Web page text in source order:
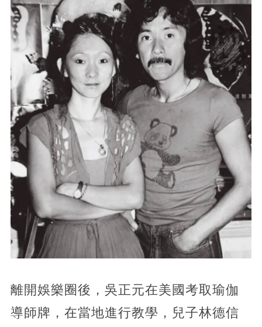
離開娛樂圈後，吳正元在美國考取瑜伽
導師牌，在當地進行教學，兒子林德信